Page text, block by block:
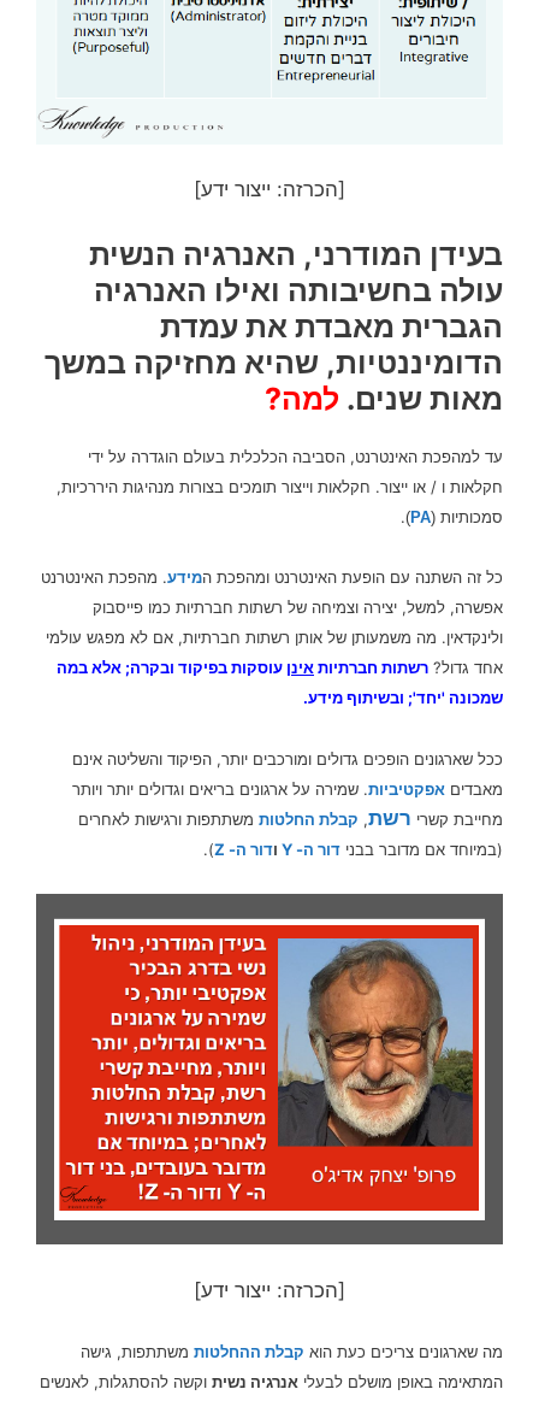
[הכרזה: ייצור ידע]
בעידן המודרני, האנרגיה הנשית
עולה בחשיבותה ואילו האנרגיה
הגברית מאבדת את עמדת
הדומיננטיות, שהיא מחזיקה במשך
מאות שנים. למה?
עד למהפכת האינטרנט, הסביבה הכלכלית בעולם הוגדרה על ידי
חקלאות ו / או ייצור. חקלאות וייצור תומכים בצורות מנהיגות היררכיות,
סמכותיות (
PA
)
.
כל זה השתנה עם הופעת האינטרנט ומהפכת המידע. מהפכת האינטרנט
אפשרה, למשל, יצירה וצמיחה של רשתות חברתיות כמו פייסבוק
ולינקדאין. מה משמעותן של אותן רשתות חברתיות, אם לא מפגש עולמי
אחד גדול? רשתות חברתיותאינן עוסקות בפיקוד ובקרה; אלא במה
שמכונה 'יחד'; ובשיתוףמידע.
ככל שארגונים הופכים גדולים ומורכבים יותר, הפיקוד והשליטה אינם
מאבדים אפקטיביות. שמירה על ארגונים בריאים וגדולים יותר ויותר
מחייבת קשרי רשת, קבלת החלטות משתתפות ורגישות לאחרים
(במיוחד אם מדובר בבני דור ה- Y ודור ה- Z ).
[הכרזה: ייצור ידע]
מה שארגונים צריכים כעת הוא קבלת ההחלטות משתתפות, גישה
המתאימה באופן מושלם לבעלי אנרגיה נשית וקשה להסתגלות, לאנשים